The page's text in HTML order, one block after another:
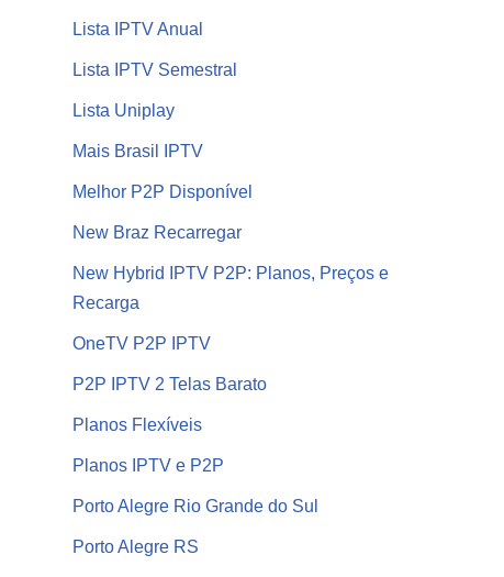
Lista IPTV Anual
Lista IPTV Semestral
Lista Uniplay
Mais Brasil IPTV
Melhor P2P Disponível
New Braz Recarregar
New Hybrid IPTV P2P: Planos, Preços e
Recarga
OneTV P2P IPTV
P2P IPTV 2 Telas Barato
Planos Flexíveis
Planos IPTV e P2P
Porto Alegre Rio Grande do Sul
Porto Alegre RS